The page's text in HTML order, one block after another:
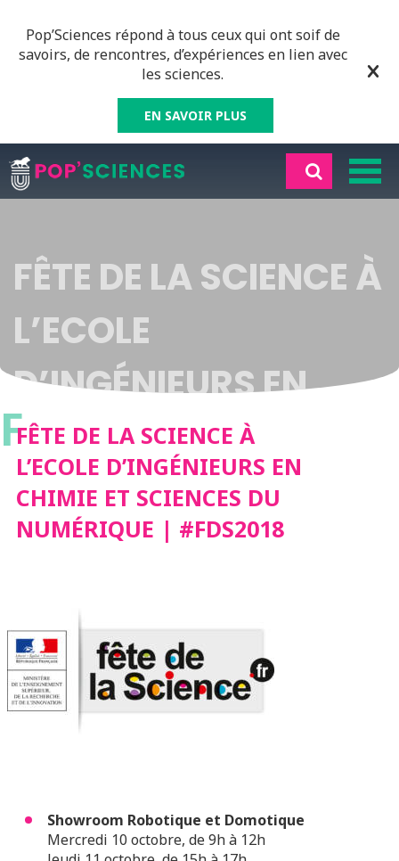
Pop’Sciences répond à tous ceux qui ont soif de
savoirs, de rencontres, d’expériences en lien avec
les sciences.
EN SAVOIR PLUS
FÊTE DE LA SCIENCE À
L’ECOLE
D’INGÉNIEURS EN
CHIMIE ET SCIENCES
DU NUMÉRIQUE |
#FDS2018
FFÊTE DE LA SCIENCE À
L’ECOLE D’INGÉNIEURS EN
CHIMIE ET SCIENCES DU
NUMÉRIQUE | #FDS2018
Showroom Robotique et Domotique
Mercredi 10 octobre, de 9h à 12h